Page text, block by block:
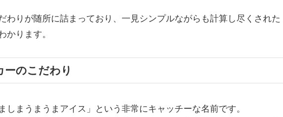
わりが随所に詰まっており、一見シンプルながらも計算し尽くされた
かります。
ーのこだわり
しまうまうまアイス」という非常にキャッチーな名前です。